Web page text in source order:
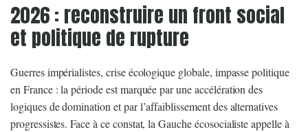
2026 : reconstruire un front social
et politique de rupture
Guerres impérialistes, crise écologique globale, impasse politique
en France : la période est marquée par une accélération des
logiques de domination et par l’affaiblissement des alternatives
progressistes. Face à ce constat, la Gauche écosocialiste appelle à